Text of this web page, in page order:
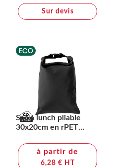
Sur devis
Sac à lunch pliable
30x20cm en rPET
à partir de
6,28 € HT